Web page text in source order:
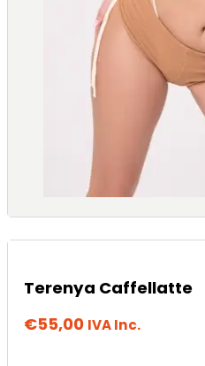
Terenya Caffellatte
€55,00 IVA Inc.